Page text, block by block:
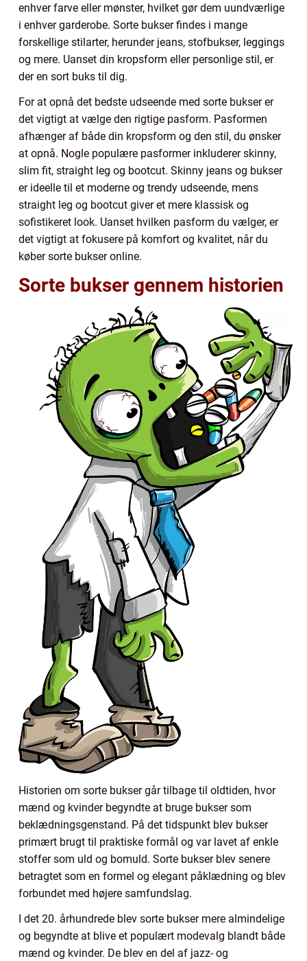
enhver farve eller mønster, hvilket gør dem uundværlige
i enhver garderobe. Sorte bukser findes i mange
forskellige stilarter, herunder jeans, stofbukser, leggings
og mere. Uanset din kropsform eller personlige stil, er
der en sort buks til dig.
For at opnå det bedste udseende med sorte bukser er
det vigtigt at vælge den rigtige pasform. Pasformen
afhænger af både din kropsform og den stil, du ønsker
at opnå. Nogle populære pasformer inkluderer skinny,
slim fit, straight leg og bootcut. Skinny jeans og bukser
er ideelle til et moderne og trendy udseende, mens
straight leg og bootcut giver et mere klassisk og
sofistikeret look. Uanset hvilken pasform du vælger, er
det vigtigt at fokusere på komfort og kvalitet, når du
køber sorte bukser online.
Sorte bukser gennem historien
Historien om sorte bukser går tilbage til oldtiden, hvor
mænd og kvinder begyndte at bruge bukser som
beklædningsgenstand. På det tidspunkt blev bukser
primært brugt til praktiske formål og var lavet af enkle
stoffer som uld og bomuld. Sorte bukser blev senere
betragtet som en formel og elegant påklædning og blev
forbundet med højere samfundslag.
I det 20. århundrede blev sorte bukser mere almindelige
og begyndte at blive et populært modevalg blandt både
mænd og kvinder. De blev en del af jazz- og